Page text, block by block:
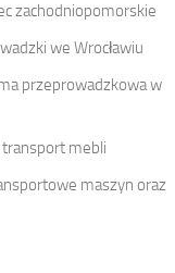
zachodniopomorskie
we Wrocławiu
przeprowadzkowa w
transport mebli
maszyn oraz